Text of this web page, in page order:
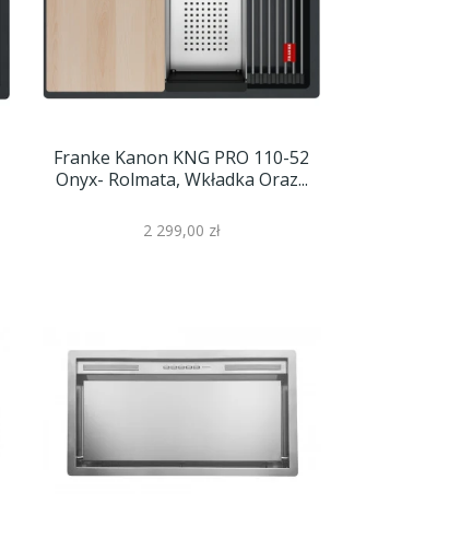
Franke Kanon KNG PRO 110-52
Onyx- Rolmata, Wkładka Oraz...
2 299,00 zł